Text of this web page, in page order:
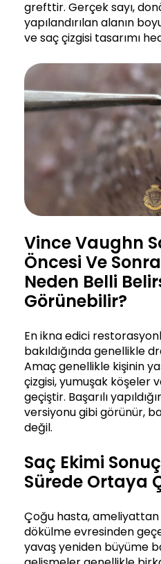
grefttir. Gerçek sayı,
yapılandırılan alanın
ve saç çizgisi tasarımı
Vince Vaughn
Öncesi Ve
Neden Belli
Görünebilir?
En ikna edici
bakıldığında genellikle
Amaç genellikle kişinin
çizgisi, yumuşak köşeler
geçiştir. Başarılı
versiyonu gibi görünür,
değil.
Saç Ekimi
Sürede Ortaya
Çoğu hasta,
dökülme evresinden
yavaş yeniden büyüme